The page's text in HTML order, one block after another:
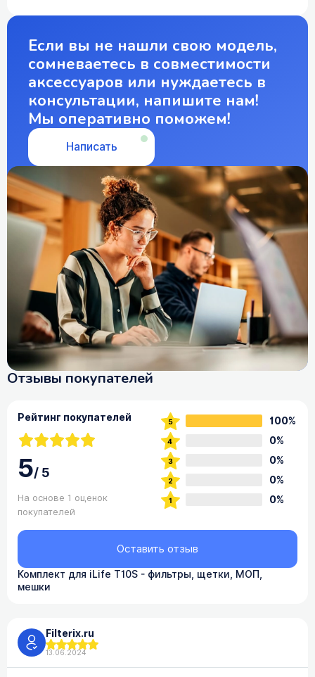
Если вы не нашли свою модель,
сомневаетесь в совместимости
аксессуаров или нуждаетесь в
консультации, напишите нам!
Мы оперативно поможем!
Написать
Отзывы покупателей
Рейтинг покупателей
5/5
На основе 1 оценок
покупателей
100%
0%
0%
0%
0%
Комплект для iLife T10S - фильтры, щетки, МОП,
мешки
Оставить отзыв
Filterix.ru
13.06.2024